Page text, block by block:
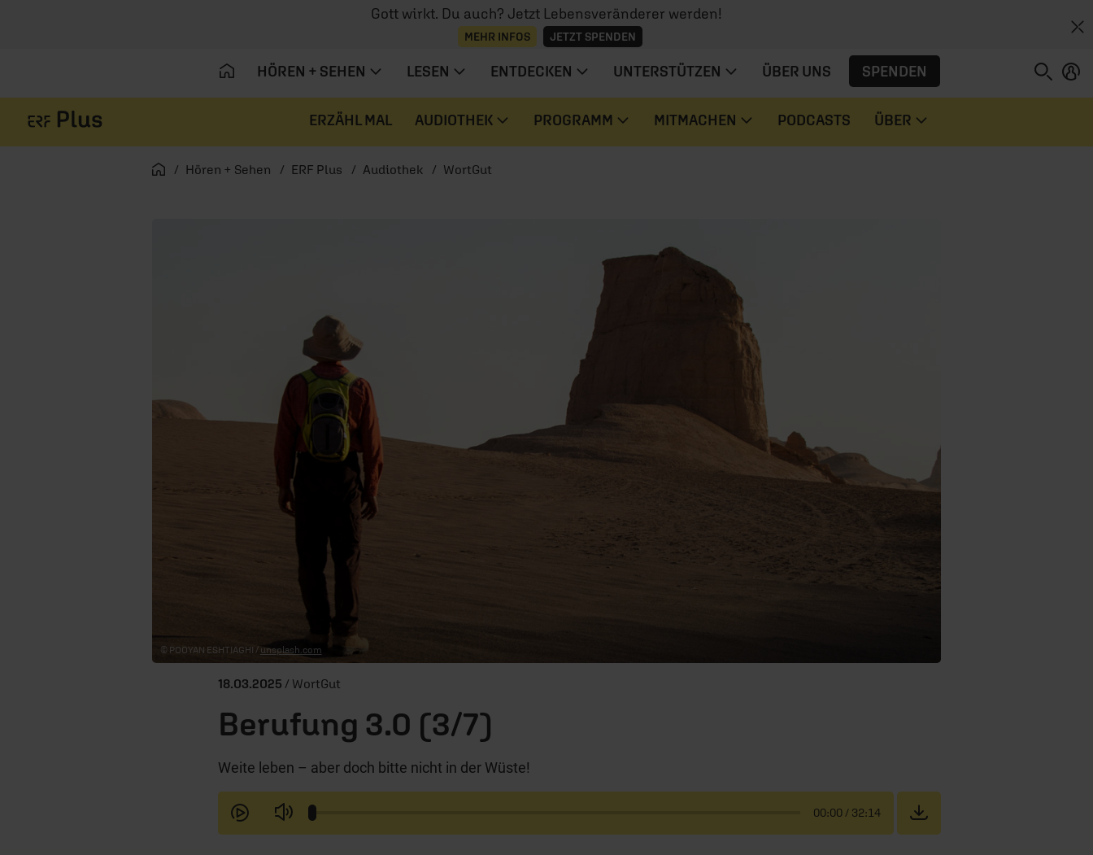
Gott wirkt. Du auch? Jetzt Lebensveränderer werden!
MEHR INFOS JETZT SPENDEN
HÖREN + SEHEN LESEN ENTDECKEN UNTERSTÜTZEN ÜBER UNS SPENDEN
ERZÄHL MAL AUDIOTHEK PROGRAMM MITMACHEN PODCASTS ÜBER
Startseite
Hören + Sehen ERF Plus Audiothek WortGut
© POOYAN ESHTIAGHI / unsplash.com
18.03.2025 / WortGut
Berufung 3.0 (3/7)
Weite leben – aber doch bitte nicht in der Wüste!
00:00/ 32:14